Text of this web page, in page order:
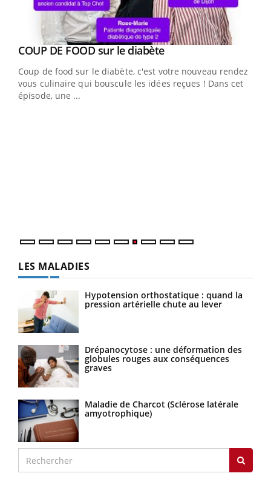
Youtube
COUP DE FOOD sur le diabèteYoutube
Coup de food sur le diabète, c'est votre nouveau rendez-
vous culinaire qui bouscule les idées reçues ! Dans cet
épisode, une ...
Youtube
Quand l’entreprise mise sur le bien être global
"Les rendez-vous de la santé et de la qualité de vie au
travail" de Pourquoi Docteur reçoivent Régis Blugeon,
DRH et directeur ...
LES MALADIES
Hypotension orthostatique : quand la
pression artérielle chute au lever
Drépanocytose : une déformation des
globules rouges aux conséquences
graves
Maladie de Charcot (Sclérose latérale
amyotrophique)